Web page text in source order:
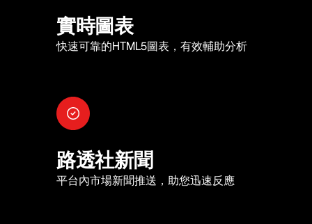
實時圖表
快速可靠的HTML5圖表，有效輔助分析
路透社新聞
平台內市場新聞推送，助您迅速反應